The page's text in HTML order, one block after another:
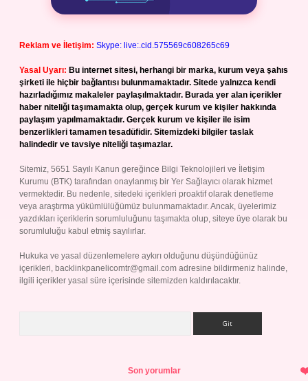
Reklam ve İletişim: Skype: live:.cid.575569c608265c69
Yasal Uyarı: Bu internet sitesi, herhangi bir marka, kurum veya şahıs
şirketi ile hiçbir bağlantısı bulunmamaktadır. Sitede yalnızca kendi
hazırladığımız makaleler paylaşılmaktadır. Burada yer alan içerikler
haber niteliği taşımamakta olup, gerçek kurum ve kişiler hakkında
paylaşım yapılmamaktadır. Gerçek kurum ve kişiler ile isim
benzerlikleri tamamen tesadüfidir. Sitemizdeki bilgiler taslak
halindedir ve tavsiye niteliği taşımazlar.
Sitemiz, 5651 Sayılı Kanun gereğince Bilgi Teknolojileri ve İletişim
Kurumu (BTK) tarafından onaylanmış bir Yer Sağlayıcı olarak hizmet
vermektedir. Bu nedenle, sitedeki içerikleri proaktif olarak denetleme
veya araştırma yükümlülüğümüz bulunmamaktadır. Ancak, üyelerimiz
yazdıkları içeriklerin sorumluluğunu taşımakta olup, siteye üye olarak bu
sorumluluğu kabul etmiş sayılırlar.
Hukuka ve yasal düzenlemelere aykırı olduğunu düşündüğünüz
içerikleri, backlinkpanelicomtr@gmail.com adresine bildirmeniz halinde,
ilgili içerikler yasal süre içerisinde sitemizden kaldırılacaktır.
Son yorumlar